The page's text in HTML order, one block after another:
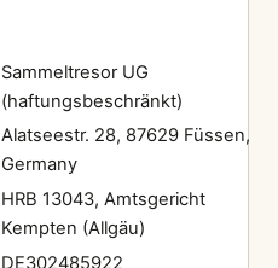
Sammeltresor UG
(haftungsbeschränkt)
Alatseestr. 28, 87629 Füssen,
Germany
HRB 13043, Amtsgericht
Kempten (Allgäu)
DE302485922